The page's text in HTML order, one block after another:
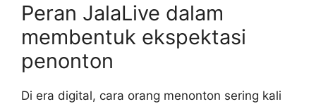
Peran JalaLive dalam
membentuk ekspektasi
penonton
Di era digital, cara orang menonton sering kali